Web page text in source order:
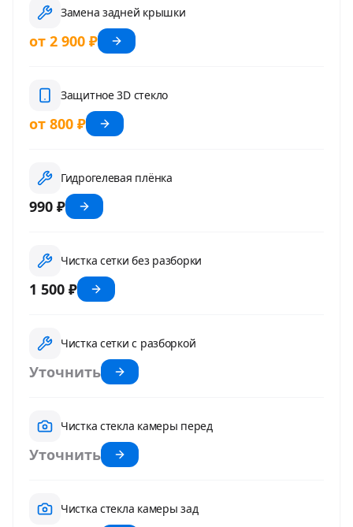
Замена задней крышки
от 2 900 ₽
Защитное 3D стекло
от 800 ₽
Гидрогелевая плёнка
990 ₽
Чистка сетки без разборки
1 500 ₽
Чистка сетки с разборкой
Уточнить
Чистка стекла камеры перед
Уточнить
Чистка стекла камеры зад